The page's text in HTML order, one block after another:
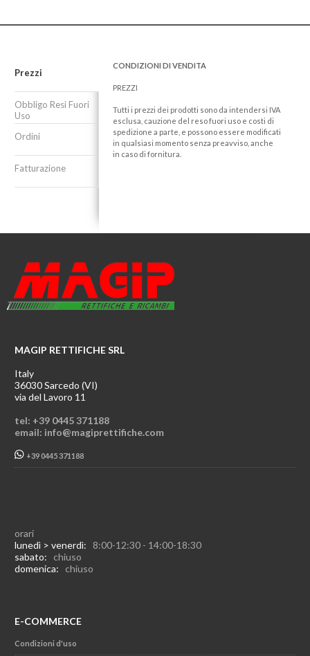
Prezzi
Obbligo Resi Fuori
Uso
Ordini
Fatturazione
CONDIZIONI DI VENDITA
PREZZI
Tutti i prezzi dei prodotti sono da intendersi IVA
esclusa, cauzione del reso fuori uso e costi di
spedizione a parte, e possono essere modificati
in qualsiasi momento senza preavviso, anche
in caso di fornitura.
MAGIP RETTIFICHE SRL
Italy
36030 Sarcedo (VI)
via del Lavoro 11
tel: +39 0445 371188
email: info@magiprettifiche.com
+39 0445 371188
orari
lunedì > venerdì: 8:00-12:30 - 14:00-18:30
sabato: chiuso
domenica: chiuso
E-COMMERCE
Condizioni d'uso